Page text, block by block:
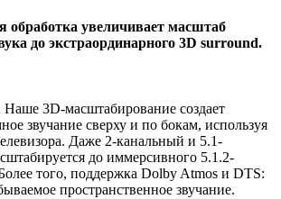
обработка увеличивает масштаб
до экстраординарного 3D surround.
3D-масштабирование создает
звучание сверху и по бокам, используя
Даже 2-канальный и 5.1-
до иммерсивного 5.1.2-
того, поддержка Dolby Atmos и DTS:
пространственное звучание.